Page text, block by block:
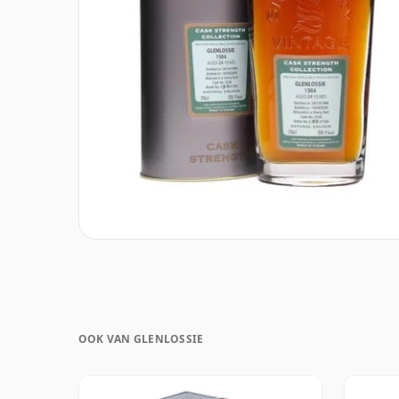
OOK VAN GLENLOSSIE